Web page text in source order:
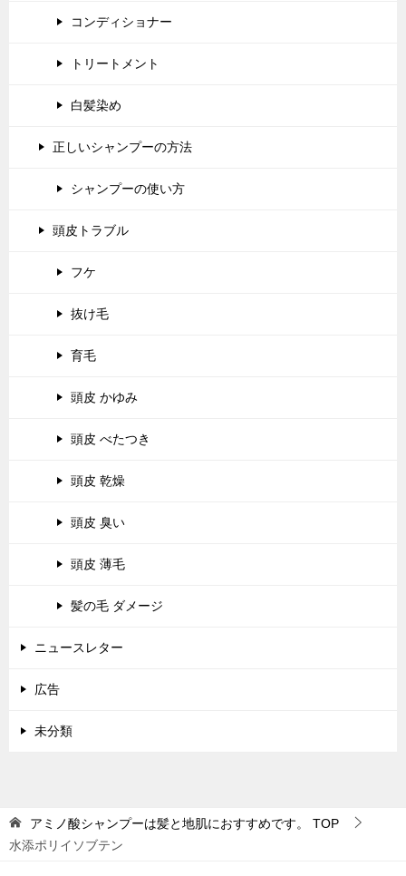
コンディショナー
トリートメント
白髪染め
正しいシャンプーの方法
シャンプーの使い方
頭皮トラブル
フケ
抜け毛
育毛
頭皮 かゆみ
頭皮 べたつき
頭皮 乾燥
頭皮 臭い
頭皮 薄毛
髪の毛 ダメージ
ニュースレター
広告
未分類
アミノ酸シャンプーは髪と地肌におすすめです。
TOP
水添ポリイソブテン